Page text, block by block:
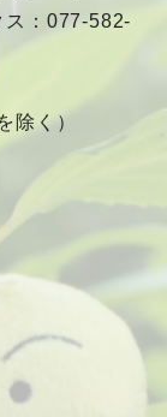
：077-582-
除く）